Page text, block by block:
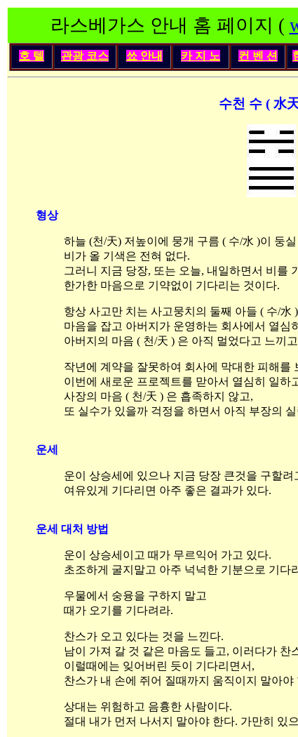
라스베가스 안내 홈 페이지 (
호 텔 관광 코스 쑈 안내 카 지 노 컨 벤 션
수천 수 ( 水
형상
하늘 (천/天) 저높이에 뭉개 구름 ( 수/水 )이 둥
비가 올 기색은 전혀 없다.
그러니 지금 당장, 또는 오늘, 내일하면서 비를
한가한 마음으로 기약없이 기다리는 것이다.
항상 사고만 치는 사고뭉치의 둘째 아들 ( 수/水 )
마음을 잡고 아버지가 운영하는 회사에서 열심
아버지의 마음 ( 천/天 ) 은 아직 멀었다고 느끼
작년에 계약을 잘못하여 회사에 막대한 피해를
이번에 새로운 프로젝트를 맏아서 열심히 일하
사장의 마음 ( 천/天 ) 은 흡족하지 않고,
또 실수가 있을까 걱정을 하면서 아직 부장의
운세
운이 상승세에 있으나 지금 당장 큰것을 구할려
여유있게 기다리면 아주 좋은 결과가 있다.
운세 대처 방법
운이 상승세이고 때가 무르익어 가고 있다.
초조하게 굴지말고 아주 넉넉한 기분으로 기다
우물에서 숭융을 구하지 말고
때가 오기를 기다려라.
찬스가 오고 있다는 것을 느낀다.
남이 가져 갈 것 같은 마음도 들고, 이러다가 찬
이럴때에는 잊어버린 듯이 기다리면서,
찬스가 내 손에 쥐어 질때까지 움직이지 말아야
상대는 위험하고 음흉한 사람이다.
절대 내가 먼저 나서지 말아야 한다. 가만히 있